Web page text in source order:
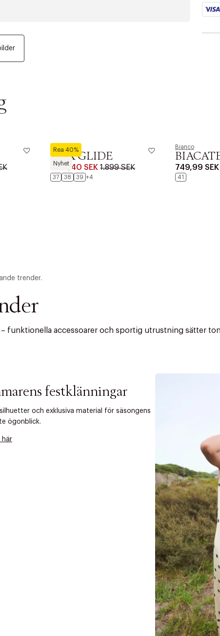
Rea 40%
Nyhet
Lloyd
NOX GLIDE
1.139,40 SEK 1.899 SEK
37 38 39 +4
Bianco
749,99 SEK
41
trender.
funktionella accessoarer och sportig utrustning sätter
festklänningar
och exklusiva material för säsongens
ögonblick.
här
PERSONAL DATA
ikke vise dig denne video. Tillad statistiske cookies for
TYVÄRR INTE